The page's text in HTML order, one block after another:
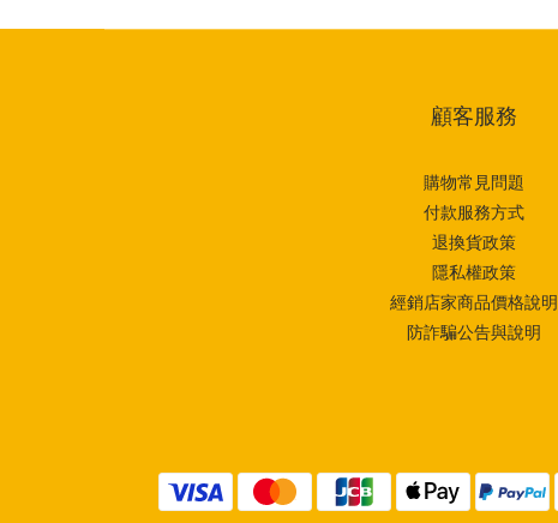
顧客服務
購物常見問題
付款服務方式
退換貨政策
隱私權政策
經銷店家商品價格說明
防詐騙公告與說明